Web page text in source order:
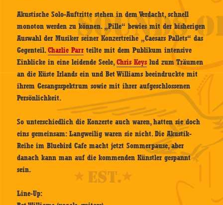
Akustische Solo-Auftritte stehen in dem Verdacht, schnell
monoton werden zu können. „Pille“ bewies mit der bisherigen
Auswahl der Musiker seiner Konzertreihe „Caesars Pallets“ das
Gegenteil.Charlie Parr teilte mit dem Publikum intensive
Einblicke in eine leidende Seele,Chris Keys lud zum Träumen
an die Küste Irlands ein und Bet Williams beeindruckte mit
ihrem Gesangsspektrum sowie mit ihrer aufgeschlossenen
Persönlichkeit.
So unterschiedlich die Konzerte auch waren, hatten sie doch
eins gemeinsam: Langweilig waren sie nicht. Die Akustik-
Reihe im Bluebird Cafe macht jetzt Sommerpause, aber
danach kann man auf die kommenden Künstler gespannt
sein.
Line-Up: